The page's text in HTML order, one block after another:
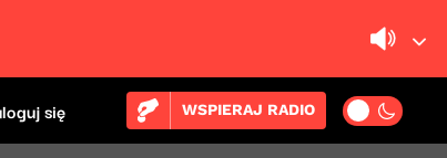
się WSPIERAJ RADIO